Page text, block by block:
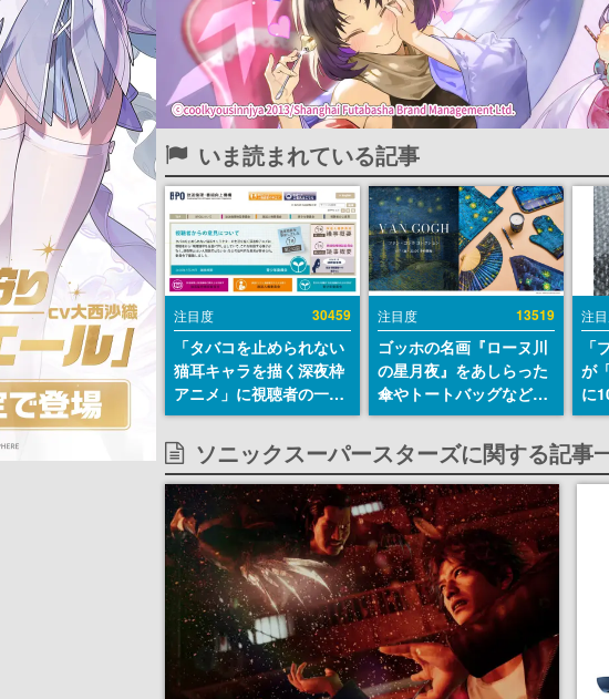
いま読まれている記事
注目度 30459
「タバコを止められない
猫耳キャラを描く深夜枠
アニメ」に視聴者の一部
から批判意見。違法薬物
の使用と思わしき描写も
含めて、BPOが議論を交
わす
注目度 13519
ゴッホの名画『ローヌ川
の星月夜』をあしらった
傘やトートバッグなどが
登場。8月7日21時より2
日間限定で予約販売
注
「
が
に
へ
変
お
の
ソニックスーパースターズに関する記事